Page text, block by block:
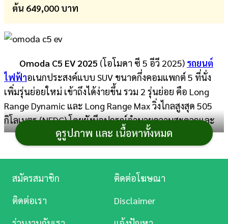
ต้น 649,000 บาท
Omoda C5 EV 2025 (โอโมดา ซี 5 อีวี 2025) รถยนต์
ไฟฟ้าอเนกประสงค์แบบ SUV ขนาดกึ่งคอมแพกต์ 5 ที่นั่ง
เพิ่มรุ่นย่อยใหม่ เข้าถึงได้ง่ายขึ้น รวม 2 รุ่นย่อย คือ Long
Range Dynamic และ Long Range Max วิ่งไกลสูงสุด 505
กิโลเมตร (NEDC) โดยยังมีอุปกรณ์อำนวยความสะดวกและ
ความปลอดภัยมากพอสำหรับการใช้งาน เช่น เบาะคู่หน้า
ปรับไฟฟ้า ฝาท้ายไฟฟ้า ที่ชาร์จไร้สาย 50 วัตต์ เบรกมือ
ไฟฟ้า กล้อง 540 องศา รวมถึงระบบช่วยขับขี่ ADAS หลาย
ฟังก์ชัน ส่วนสีตัวถังมีทั้งหมด 4 สี ขึ้นอยู่กับรุ่นย่อย
Omoda C5 EV 2025 ดีไซน์ภายนอก
ดูรูปภาพ และ เนื้อหาทั้งหมด
การ
ศึกษา
บันเทิง
ดู
หนัง
สมัครสมาชิก
ติดต่อโฆษณา
ติดต่อเรา
Disclaimer